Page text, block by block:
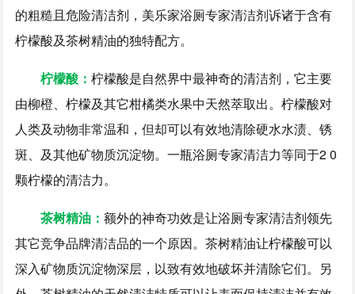
的粗糙且危险清洁剂，美乐家浴厕专家清洁剂诉诸于含有
柠檬酸及茶树精油的独特配方。
柠檬酸：柠檬酸是自然界中最神奇的清洁剂，它主要
由柳橙、柠檬及其它柑橘类水果中天然萃取出。柠檬酸对
人类及动物非常温和，但却可以有效地清除硬水水渍、锈
斑、及其他矿物质沉淀物。一瓶浴厕专家清洁力等同于2 0
颗柠檬的清洁力。
茶树精油：额外的神奇功效是让浴厕专家清洁剂领先
其它竞争品牌清洁品的一个原因。茶树精油让柠檬酸可以
深入矿物质沉淀物深层，以致有效地破坏并清除它们。另